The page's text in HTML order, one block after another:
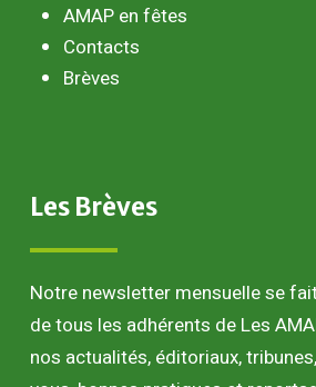
AMAP en fêtes
Contacts
Brèves
Les Brèves
Notre newsletter mensuelle se
de tous les adhérents de Les
nos actualités, éditoriaux,